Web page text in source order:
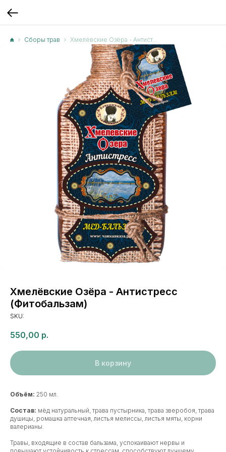
Сборы трав Хмелёвские Озёра - Антистресс (Фитобальзам)
Хмелёвские Озёра - Антистресс
(Фитобальзам)
SKU:
550,00 р.
В корзину
Объём: 250 мл.
Состав: мёд натуральный, трава пустырника, трава зверобоя, трава
душицы, ромашка аптечная, листья мелиссы, листья мяты, корни
валерианы.
Травы, входящие в состав бальзама, успокаивают нервы и